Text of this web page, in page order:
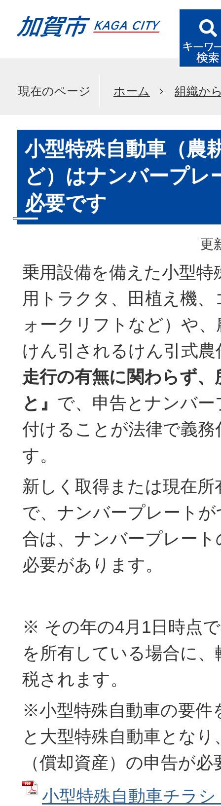
現在のページ ホーム 組織か
小型特殊自動車（農
ど）はナンバープレ
必要です
更
乗用設備を備えた小型特
用トラクタ、田植え機
ォークリフトなど）や
けん引されるけん引式農
走行の有無に関わらず
と』 で、申告とナンバ
付けることが法律で義
す。
新しく取得または現在
で、ナンバープレート
合は、ナンバープレー
必要があります。
※ その年の4月1日時点
を所有している場合に
税されます。
※小型特殊自動車の要件
と大型特殊自動車となり
（償却資産）の申告が
小型特殊自動車チラ